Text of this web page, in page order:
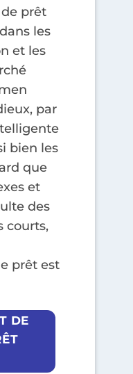
prêt
les
et les
par
bien les
que
et
des
courts,
prêt est
DE